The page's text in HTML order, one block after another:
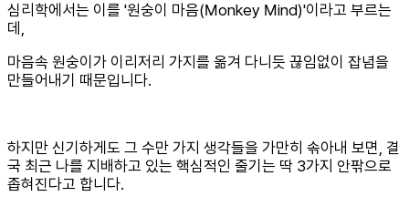
심리학에서는 이를 '원숭이 마음(Monkey Mind)'이라고 부르는
데,
마음속 원숭이가 이리저리 가지를 옮겨 다니듯 끊임없이 잡념을
만들어내기 때문입니다.
하지만 신기하게도 그 수만 가지 생각들을 가만히 솎아내 보면, 결
국 최근 나를 지배하고 있는 핵심적인 줄기는 딱 3가지 안팎으로
좁혀진다고 합니다.